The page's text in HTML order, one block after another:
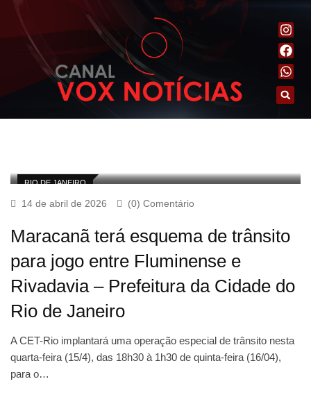
RIO DE JANEIRO
14 de abril de 2026 (0) Comentário
Maracanã terá esquema de trânsito
para jogo entre Fluminense e
Rivadavia – Prefeitura da Cidade do
Rio de Janeiro
A CET-Rio implantará uma operação especial de trânsito nesta
quarta-feira (15/4), das 18h30 à 1h30 de quinta-feira (16/04),
para o…